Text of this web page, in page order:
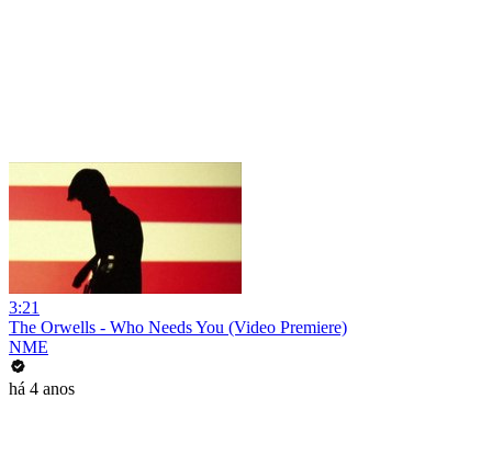
3:21
The Orwells - Who Needs You (Video Premiere)
NME
há 4 anos